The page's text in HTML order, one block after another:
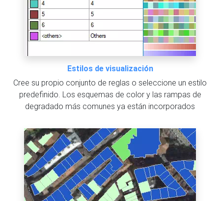
Estilos de visualización
Cree su propio conjunto de reglas o seleccione un estilo
predefinido. Los esquemas de color y las rampas de
degradado más comunes ya están incorporados